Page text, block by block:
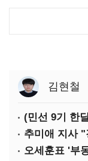
김현철
추미애 지사